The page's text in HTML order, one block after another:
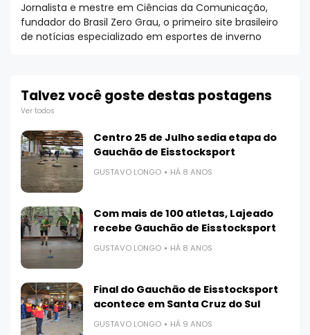
Jornalista e mestre em Ciências da Comunicação,
fundador do Brasil Zero Grau, o primeiro site brasileiro
de notícias especializado em esportes de inverno
Talvez você goste destas postagens
Ver todos
Centro 25 de Julho sedia etapa do
Gauchão de Eisstocksport
GUSTAVO LONGO HÁ 8 ANOS
Com mais de 100 atletas, Lajeado
recebe Gauchão de Eisstocksport
GUSTAVO LONGO HÁ 8 ANOS
Final do Gauchão de Eisstocksport
acontece em Santa Cruz do Sul
GUSTAVO LONGO HÁ 9 ANOS